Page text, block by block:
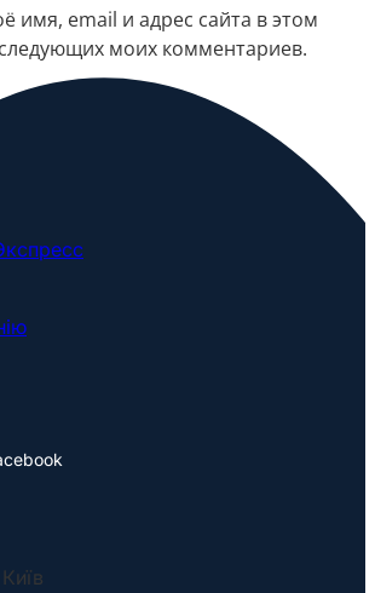
имя, email и адрес сайта в этом
моих комментариев.